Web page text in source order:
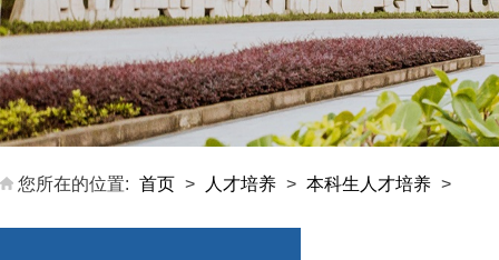
您所在的位置: 首页 > 人才培养 > 本科生人才培养 >